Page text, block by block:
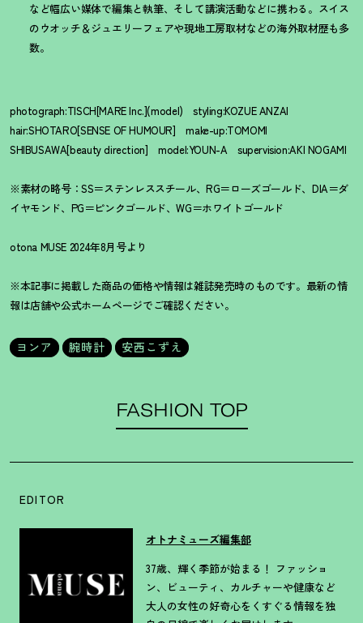
など幅広い媒体で編集と執筆、そして講演活動などに携わる。スイス
のウオッチ＆ジュエリーフェアや現地工房取材などの海外取材歴も多
数。
photograph:TISCH[MARE Inc.](model) styling:KOZUE ANZAI
hair:SHOTARO[SENSE OF HUMOUR] make-up:TOMOMI
SHIBUSAWA[beauty direction] model:YOUN-A supervision:AKI NOGAMI
※素材の略号：SS＝ステンレススチール、RG＝ローズゴールド、DIA＝ダ
イヤモンド、PG＝ピンクゴールド、WG＝ホワイトゴールド
otona MUSE 2024年8月号より
※本記事に掲載した商品の価格や情報は雑誌発売時のものです。最新の情
報は店舗や公式ホームページでご確認ください。
ヨンア 腕時計 安西こずえ
FASHION TOP
EDITOR
オトナミューズ編集部
37歳、輝く季節が始まる！ ファッショ
ン、ビューティ、カルチャーや健康など
大人の女性の好奇心をくすぐる情報を独